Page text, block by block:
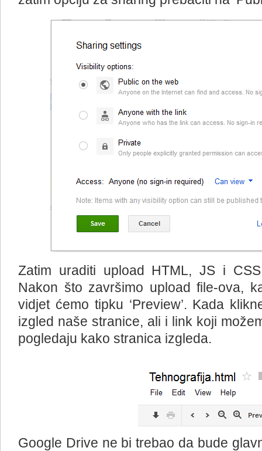
Zatim uraditi upload HTML, JS i
Nakon što završimo upload file-ova,
vidjet ćemo tipku ‘Preview’. Kada
izgled naše stranice, ali i link koji
pogledaju kako stranica izgleda.
Google Drive ne bi trebao da bude